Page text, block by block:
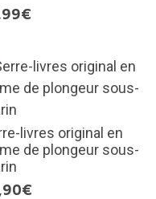
livres original en
de plongeur sous-